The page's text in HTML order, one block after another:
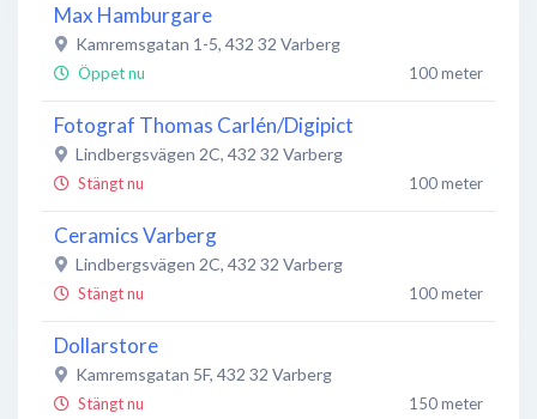
Max Hamburgare
Kamremsgatan 1-5, 432 32 Varberg
Öppet nu 100 meter
Fotograf Thomas Carlén/Digipict
Lindbergsvägen 2C, 432 32 Varberg
Stängt nu 100 meter
Ceramics Varberg
Lindbergsvägen 2C, 432 32 Varberg
Stängt nu 100 meter
Dollarstore
Kamremsgatan 5F, 432 32 Varberg
Stängt nu 150 meter